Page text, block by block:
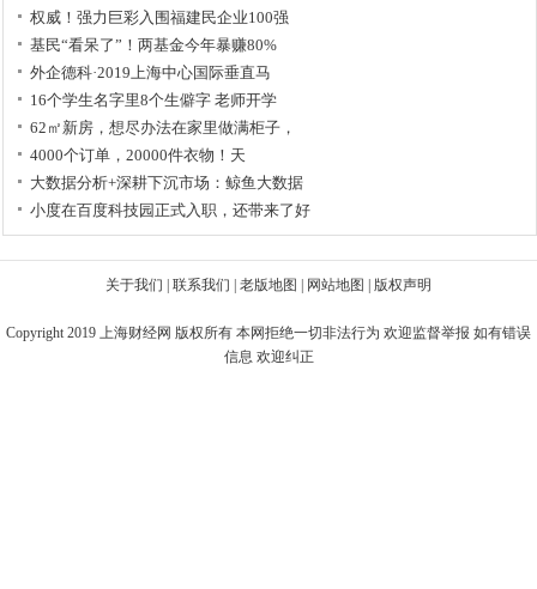
权威！强力巨彩入围福建民企业100强
基民“看呆了”！两基金今年暴赚80%
外企德科·2019上海中心国际垂直马
16个学生名字里8个生僻字 老师开学
62㎡新房，想尽办法在家里做满柜子，
4000个订单，20000件衣物！天
大数据分析+深耕下沉市场：鲸鱼大数据
小度在百度科技园正式入职，还带来了好
关于我们 联系我们 老版地图 网站地图 版权声明
Copyright 2019 上海财经网 版权所有 本网拒绝一切非法行为 欢迎监督举报 如有错误
信息 欢迎纠正